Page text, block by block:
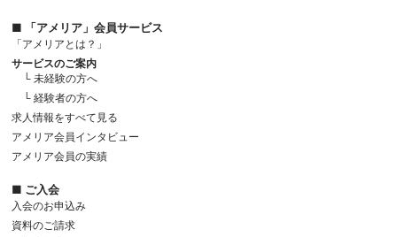
■ 「アメリア」会員サービス
「アメリアとは？」
サービスのご案内
└ 未経験の方へ
└ 経験者の方へ
求人情報をすべて見る
アメリア会員インタビュー
アメリア会員の実績
■ ご入会
入会のお申込み
資料のご請求